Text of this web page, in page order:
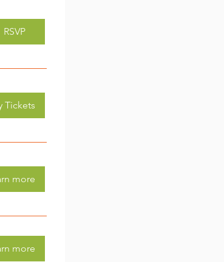
RSVP
Tickets
more
more